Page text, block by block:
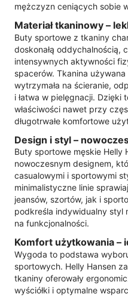
mężczyzn ceniących sobie
Materiał tkaninowy –
Buty sportowe z tkaniny
doskonałą oddychalnością,
intensywnych aktywności
spacerów. Tkanina
wytrzymała na ścieranie,
i łatwa w pielęgnacji. Dzięki
właściwości nawet przy
długotrwałe komfortowe
Design i styl –
Buty sportowe męskie Helly
nowoczesnym designem,
casualowymi i sportowymi
minimalistyczne linie
jeansów, szortów, jak i
podkreśla indywidualny
na funkcjonalności.
Komfort użytkowania –
Wygoda to podstawa
sportowych. Helly Hansen
tkaniny oferowały
wyściółki i optymalne